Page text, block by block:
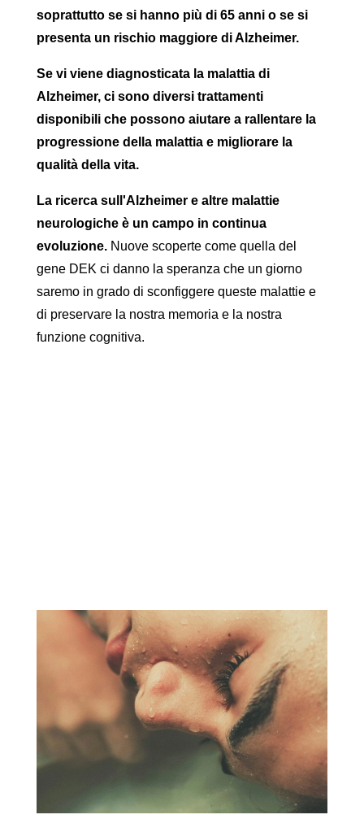
soprattutto se si hanno più di 65 anni o se si
presenta un rischio maggiore di Alzheimer.
Se vi viene diagnosticata la malattia di
Alzheimer, ci sono diversi trattamenti
disponibili che possono aiutare a rallentare la
progressione della malattia e migliorare la
qualità della vita.
La ricerca sull'Alzheimer e altre malattie
neurologiche è un campo in continua
evoluzione.Nuove scoperte come quella del
gene DEK ci danno la speranza che un giorno
saremo in grado di sconfiggere queste malattie e
di preservare la nostra memoria e la nostra
funzione cognitiva.